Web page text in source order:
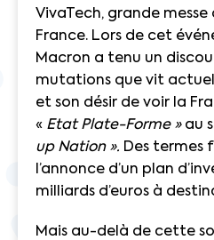
VivaTech, grande
France. Lors de cet
Macron a tenu un
mutations que vit
et son désir de voir la
« Etat Plate-Forme »au
up Nation ». Des termes
l’annonce d’un plan
milliards d’euros à
Mais au-delà de cette